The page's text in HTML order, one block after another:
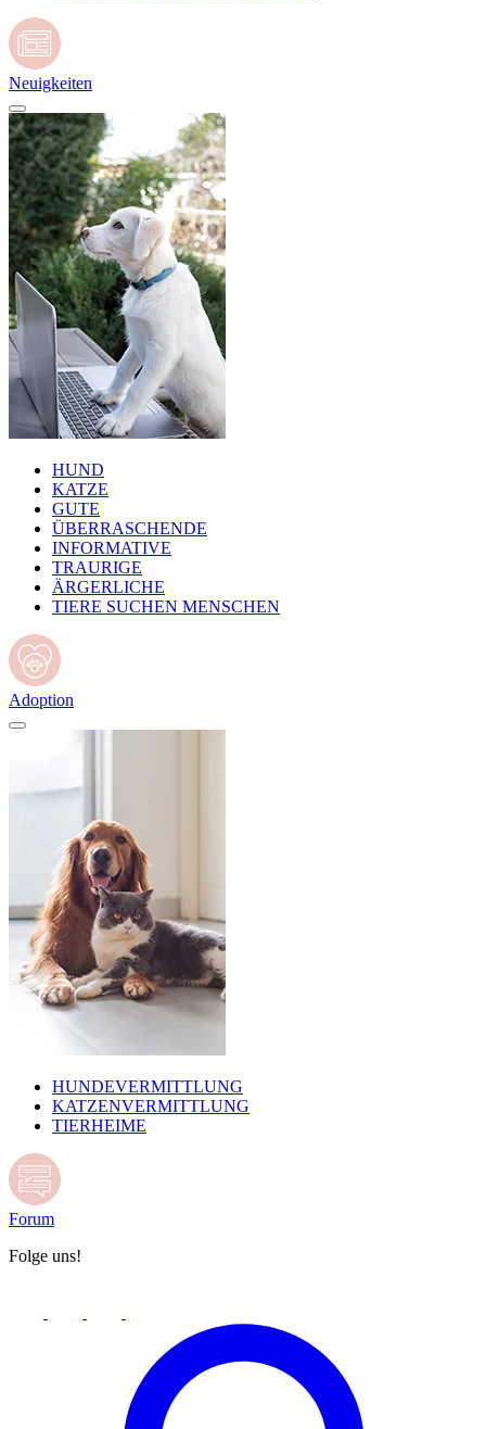
Neuigkeiten
HUND
KATZE
GUTE
ÜBERRASCHENDE
INFORMATIVE
TRAURIGE
ÄRGERLICHE
TIERE SUCHEN MENSCHEN
Adoption
HUNDEVERMITTLUNG
KATZENVERMITTLUNG
TIERHEIME
Forum
Folge uns!